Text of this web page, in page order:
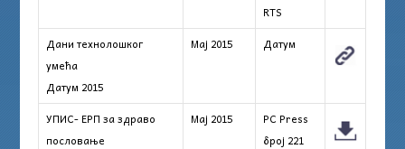
RTS
Дани технолошког
умећа
Датум 2015
Maj 2015 Датум
УПИС- ЕРП за здраво
пословање
Maj 2015
PC Press
број 221